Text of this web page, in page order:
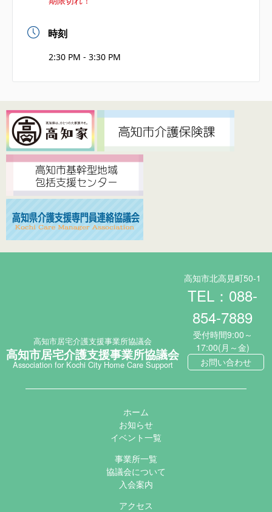
時刻
2:30 PM - 3:30 PM
高知市居宅介護支援事業所協議会
高知市居宅介護支援事業所協議会
Association for Kochi City Home Care Support
高知市北高見町50-1
TEL：088-
854-7889
受付時間9:00～
17:00(月～金)
お問い合わせ
ホーム
お知らせ
イベント一覧
事業所一覧
協議会について
入会案内
アクセス